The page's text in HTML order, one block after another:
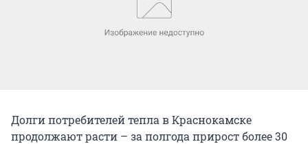
Долги потребителей тепла в Краснокамске
продолжают расти – за полгода прирост более 30